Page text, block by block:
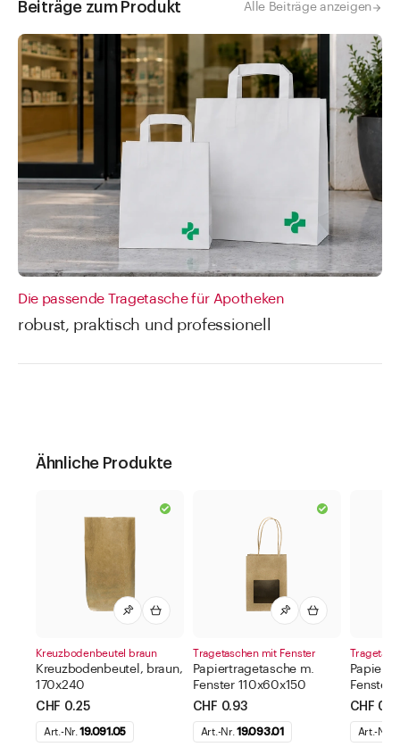
Für einen höheren Platzbedarf ist diese Tragetasche auch in
einergrösseren Varianteerhältlich.
Beiträge zum Produkt Alle Beiträge anzeigen
Die passende Tragetasche für Apotheken
robust, praktisch und professionell
Ähnliche Produkte
Kreuzbodenbeutel braun
Kreuzbodenbeutel, braun,
170x240
CHF 0.25
Art.-Nr.19.091.05
Tragetaschen mit Fenster
Papiertragetasche m.
Fenster 110x60x150
CHF 0.93
Art.-Nr.19.093.01
Fenster
CHF
Art.-Nr.